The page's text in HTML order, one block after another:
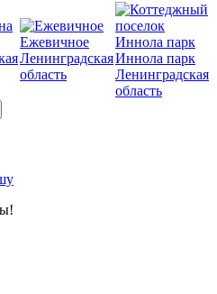
Ежевичное
Ленинградская
область
Иннола парк
Ленинградская
область